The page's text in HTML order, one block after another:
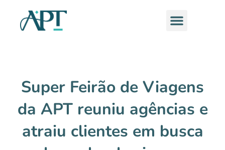
Menu
Super Feirão de Viagens
da APT reuniu agências e
atraiu clientes em busca